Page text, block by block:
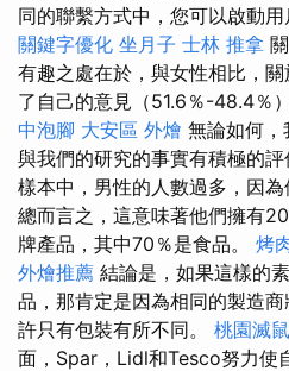
同的聯繫方式中，您可以啟動用
關鍵字優化 坐月子 士林 推拿
有趣之處在於，與女性相比，
了自己的意見（51.6％-48.4％
中泡腳 大安區 外燴 無論如何，
與我們的研究的事實有積極的評
樣本中，男性的人數過多，因為
總而言之，這意味著他們擁有
牌產品，其中70％是食品。 烤
外燴推薦 結論是，如果這樣的
品，那肯定是因為相同的製造
許只有包裝有所不同。 桃園滅鼠
面，Spar，Lidl和Tesco努力使